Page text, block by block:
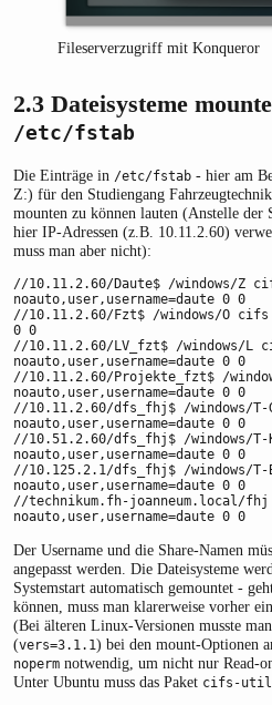
Fileserverzugriff mit Konqueror
2.3 Dateisysteme
/etc/fstab
Die Einträge in /etc/fstab - hier am
Z:) für den Studiengang
mounten zu können lauten (Anstelle der
hier IP-Adressen (z.B. 10.11.2.60)
muss man aber nicht):
//10.11.2.60/Daute$ /windows/Z
noauto,user,username=daute 0 0
//10.11.2.60/Fzt$ /windows/O cifs
0 0
//10.11.2.60/LV_fzt$ /windows/L
noauto,user,username=daute 0 0
//10.11.2.60/Projekte_fzt$ /
noauto,user,username=daute 0 0
//10.11.2.60/dfs_fhj$ /windows/
noauto,user,username=daute 0 0
//10.51.2.60/dfs_fhj$ /windows/
noauto,user,username=daute 0 0
//10.125.2.1/dfs_fhj$ /windows/
noauto,user,username=daute 0 0
//technikum.fh-joanneum.local/
noauto,user,username=daute 0 0
Der Username und die Share-Namen
angepasst werden. Die Dateisysteme
Systemstart automatisch gemountet -
können, muss man klarerweise vorher
(Bei älteren Linux-Versionen musste
(vers=3.1.1) bei den mount-Optionen
noperm notwendig, um nicht nur Read-
Unter Ubuntu muss das Paket cifs-